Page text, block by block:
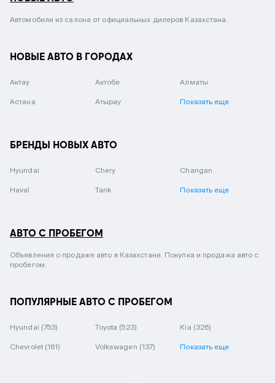
Автомобили из салона от официальных дилеров Казахстана.
НОВЫЕ АВТО В ГОРОДАХ
Актау Актобе Алматы
Астана Атырау Показать еще
БРЕНДЫ НОВЫХ АВТО
Hyundai Chery Changan
Haval Tank Показать еще
АВТО С ПРОБЕГОМ
Объявления о продаже авто в Казахстане. Покупка и продажа авто с
пробегом.
ПОПУЛЯРНЫЕ АВТО С ПРОБЕГОМ
Hyundai (753) Toyota (523) Kia (326)
Chevrolet (161) Volkswagen (137) Показать еще